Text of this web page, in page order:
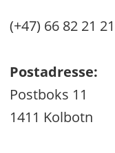
(+47) 66 82 21 21
Postadresse:
Postboks 11
1411 Kolbotn